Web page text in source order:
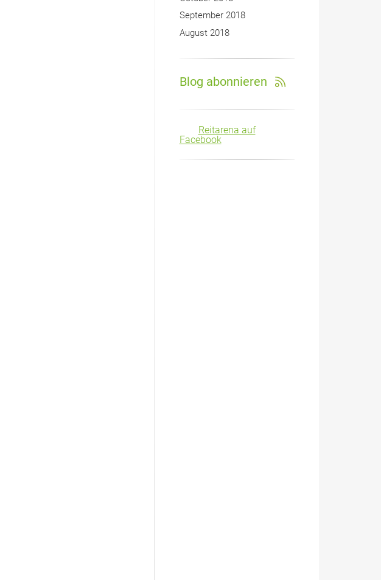
September 2018
August 2018
Blog abonnieren
Reitarena auf
Facebook